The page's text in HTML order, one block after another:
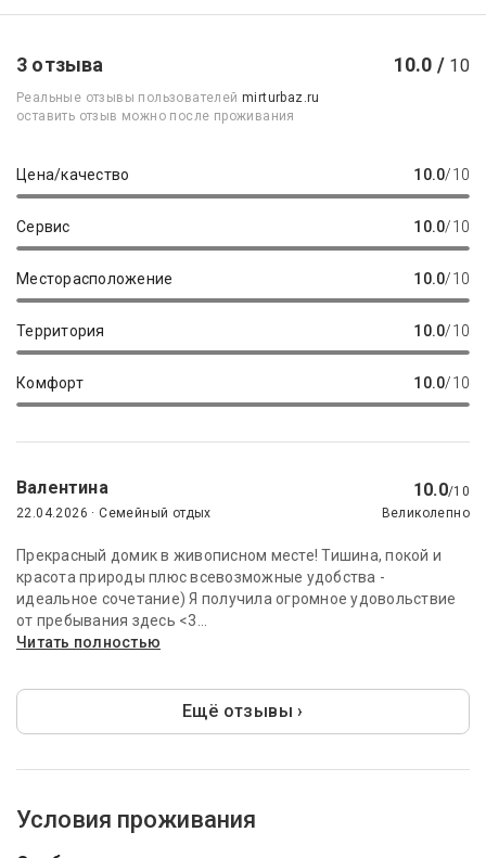
3 отзыва 10.0 / 10
Реальные отзывы пользователейmirturbaz.ru
оставить отзыв можно после проживания
Цена/качество 10.0/10
Сервис 10.0/10
Месторасположение 10.0/10
Территория 10.0/10
Комфорт 10.0/10
Валентина 10.0/10
22.04.2026 · Семейный отдых
Великолепно
Прекрасный домик в живописном месте! Тишина, покой и
красота природы плюс всевозможные удобства -
идеальное сочетание) Я получила огромное удовольствие
от пребывания здесь <3...
Читать полностью
Ещё отзывы ›
Условия проживания